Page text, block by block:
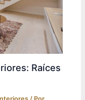
Raíces